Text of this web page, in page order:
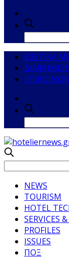
ΣΧΕΤΙΚΑ
NEWS
TOURISM
HOTEL
SERVICES
PROFILES
ISSUES
ΠΟΞ